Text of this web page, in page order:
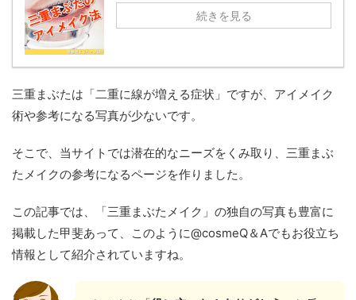
続きを見る
三重まぶたは「二重に線が増える症状」ですが、アイメイク
術や参考になる写真が少ないです。
そこで、当サイトでは潜在的なニーズをくみ取り、三重まぶ
たメイクの参考になるページを作りました。
この記事では、「三重まぶたメイク」の独自の写真も豊富に
掲載した甲斐あって、このように@cosmeQ＆Aでもお役立ち
情報として紹介されていますね。